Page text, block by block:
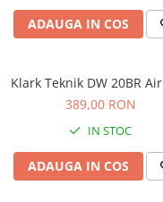
Case-uri de lumini
Comenzi si controllere
Efecte de lumini
Masini de fum si ceata
Mixere DMX
Moving Head-uri
ADAUGA IN COS
Klark Teknik DW 20BR
389,00 RON
IN STOC
ADAUGA IN COS